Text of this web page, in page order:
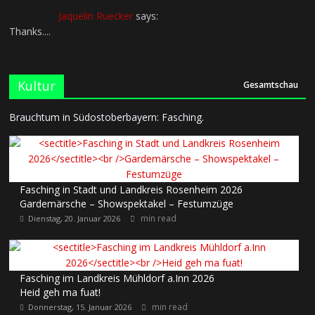
Jaquelin Ruecker says:
Thanks....
Kultur Gesamtschau
Brauchtum in Südostoberbayern: Fasching.
Fasching in Stadt und Landkreis Rosenheim 2026
Gardemärsche – Showspektakel – Festumzüge
Dienstag, 20. Januar 2026 min read
Fasching im Landkreis Mühldorf a.Inn 2026
Heid geh ma fuat!
Donnerstag, 15. Januar 2026 min read